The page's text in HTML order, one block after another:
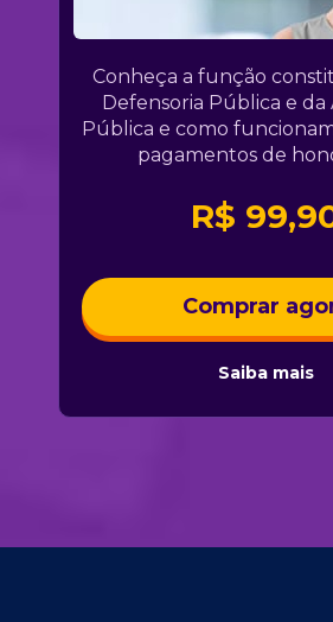
Saiba mais
Comprar
R$
Conheça a função
Defensoria Pública e da
Pública e como
pagamentos de